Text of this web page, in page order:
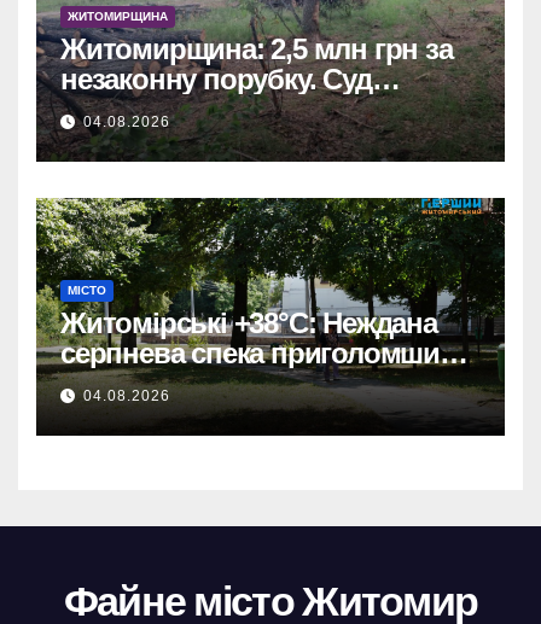
ЖИТОМИРЩИНА
Житомирщина: 2,5 млн грн за
незаконну порубку. Суд
зобов’язав сільраду
відшкодувати збитки.
04.08.2026
МІСТО
Житомірські +38°C: Неждана
серпнева спека приголомшила
місто
04.08.2026
Файне місто Житомир